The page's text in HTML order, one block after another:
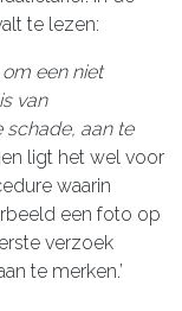
te lezen:
een niet
van
schade, aan te
ligt het wel voor
waarin
een foto op
verzoek
te merken.’